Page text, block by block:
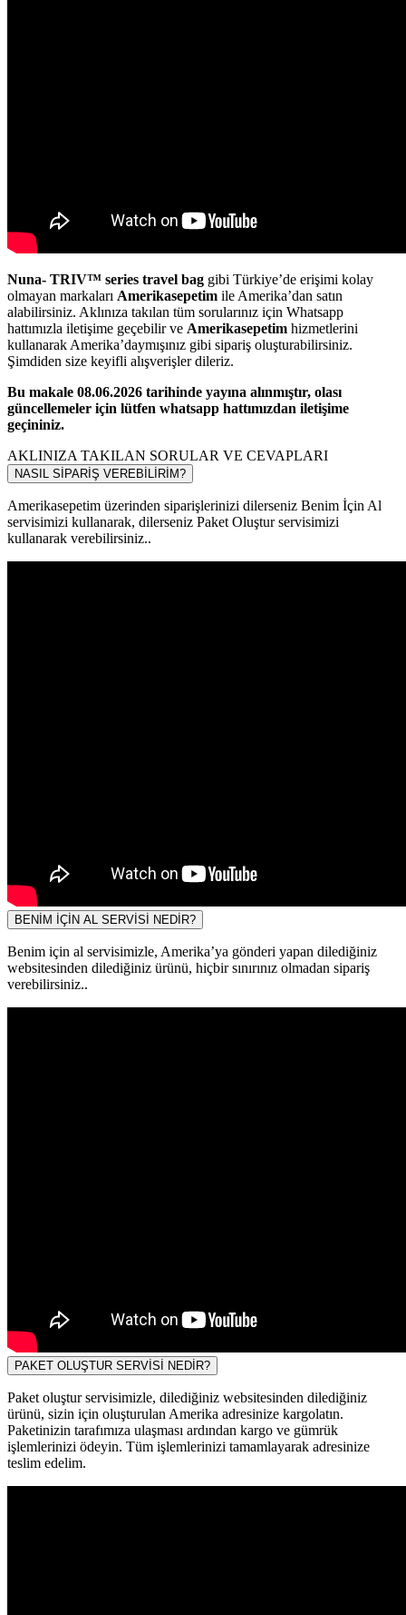
Nuna- TRIV™ series travel bag gibi Türkiye’de erişimi kolay
olmayan markaları Amerikasepetim ile Amerika’dan satın
alabilirsiniz. Aklınıza takılan tüm sorularınız için Whatsapp
hattımızla iletişime geçebilir ve Amerikasepetim hizmetlerini
kullanarak Amerika’daymışınız gibi sipariş oluşturabilirsiniz.
Şimdiden size keyifli alışverişler dileriz.
Bu makale 08.06.2026 tarihinde yayına alınmıştır, olası
güncellemeler için lütfen whatsapp hattımızdan iletişime
geçininiz.
AKLINIZA TAKILAN SORULAR VE CEVAPLARI
NASIL SİPARİŞ VEREBİLİRİM?
Amerikasepetim üzerinden siparişlerinizi dilerseniz Benim İçin Al
servisimizi kullanarak, dilerseniz Paket Oluştur servisimizi
kullanarak verebilirsiniz..
BENİM İÇİN AL SERVİSİ NEDİR?
Benim için al servisimizle, Amerika’ya gönderi yapan dilediğiniz
websitesinden dilediğiniz ürünü, hiçbir sınırınız olmadan sipariş
verebilirsiniz..
PAKET OLUŞTUR SERVİSİ NEDİR?
Paket oluştur servisimizle, dilediğiniz websitesinden dilediğiniz
ürünü, sizin için oluşturulan Amerika adresinize kargolatın.
Paketinizin tarafımıza ulaşması ardından kargo ve gümrük
işlemlerinizi ödeyin. Tüm işlemlerinizi tamamlayarak adresinize
teslim edelim.